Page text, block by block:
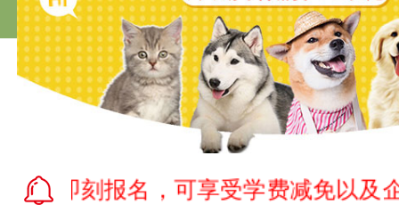
名，可享受学费减免以及企业提供的